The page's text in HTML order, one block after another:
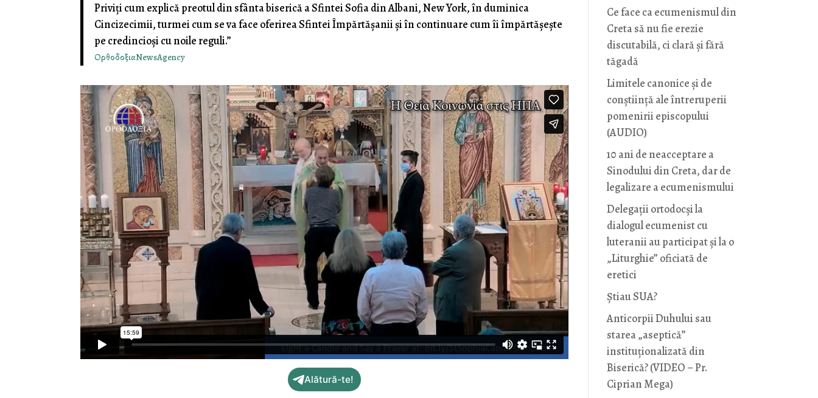
Priviți cum explică preotul din sfânta biserică a Sfintei Sofia din Albani, New York, în duminica
Cincizecimii, turmei cum se va face oferirea Sfintei Împărtășanii și în continuare cum îi împărtășește
pe credincioși cu noile reguli.”
ΟρθοδοξιαNewsAgency
Alătură-te!
Ce face ca ecumenismul din
Creta să nu fie erezie
discutabilă, ci clară și fără
tăgadă
Limitele canonice și de
conștiință ale întreruperii
pomenirii episcopului
(AUDIO)
10 ani de neacceptare a
Sinodului din Creta, dar de
legalizare a ecumenismului
Delegații ortodocși la
dialogul ecumenist cu
luteranii au participat și la o
„Liturghie” oficiată de
eretici
Știau SUA?
Anticorpii Duhului sau
starea „aseptică”
instituționalizată din
Biserică? (VIDEO – Pr.
Ciprian Mega)